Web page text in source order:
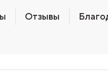
Отзывы